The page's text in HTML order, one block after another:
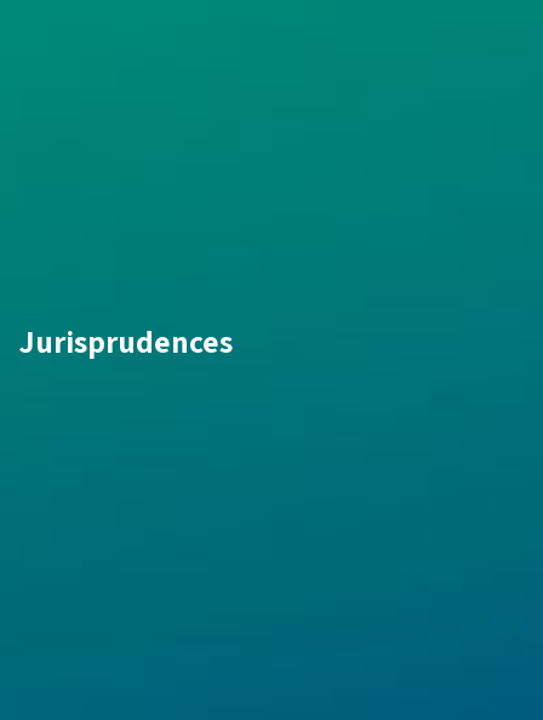
Jurisprudences